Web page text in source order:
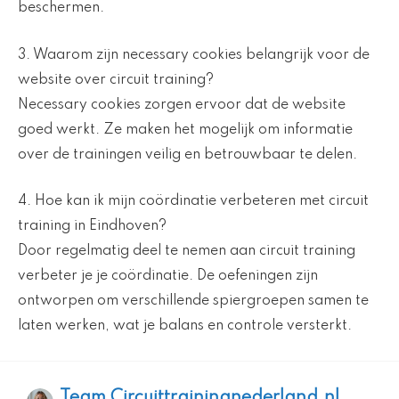
beschermen.
3. Waarom zijn necessary cookies belangrijk voor de
website over circuit training?
Necessary cookies zorgen ervoor dat de website
goed werkt. Ze maken het mogelijk om informatie
over de trainingen veilig en betrouwbaar te delen.
4. Hoe kan ik mijn coördinatie verbeteren met circuit
training in Eindhoven?
Door regelmatig deel te nemen aan circuit training
verbeter je je coördinatie. De oefeningen zijn
ontworpen om verschillende spiergroepen samen te
laten werken, wat je balans en controle versterkt.